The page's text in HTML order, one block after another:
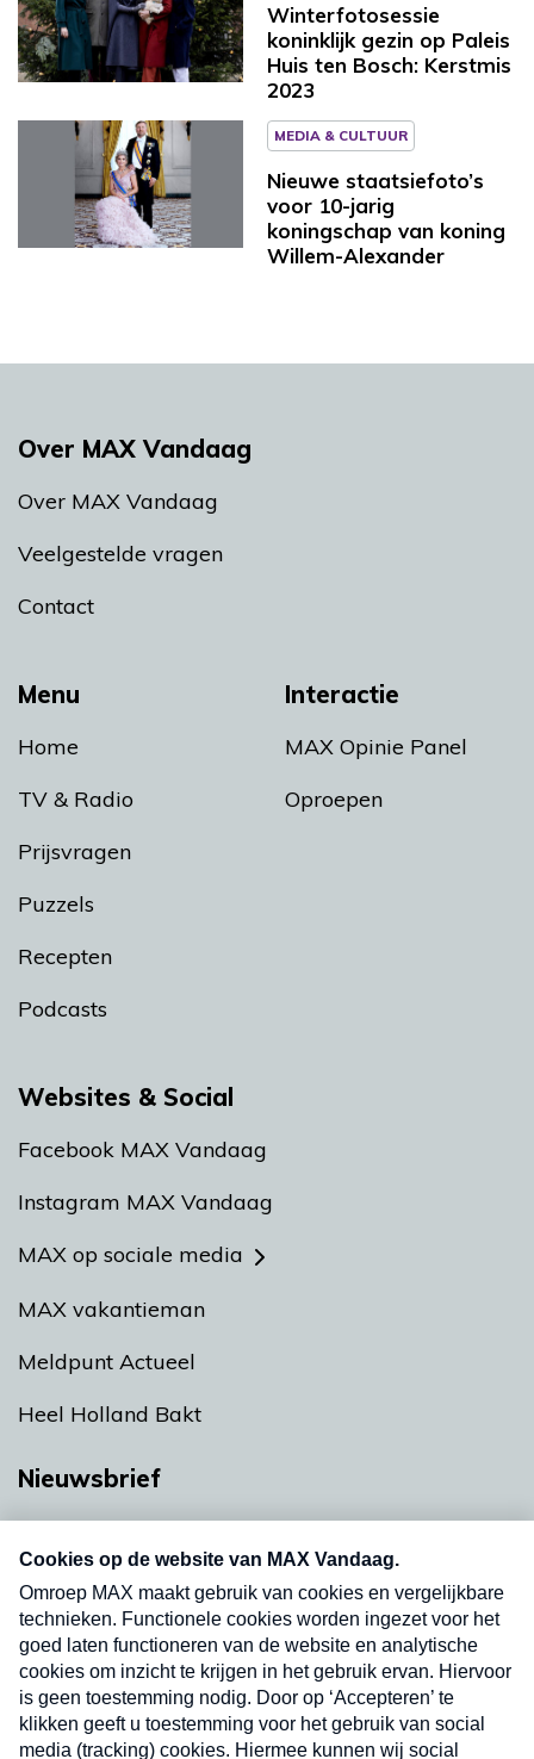
Winterfotosessie
koninklijk gezin op Paleis
Huis ten Bosch: Kerstmis
2023
MEDIA & CULTUUR
Nieuwe staatsiefoto’s
voor 10-jarig
koningschap van koning
Willem-Alexander
Menu
Home
TV & Radio
Prijsvragen
Puzzels
Recepten
Podcasts
Interactie
MAX Opinie Panel
Oproepen
Over MAX Vandaag
Over MAX Vandaag
Veelgestelde vragen
Contact
Websites & Social
Facebook MAX Vandaag
Instagram MAX Vandaag
MAX op sociale media
MAX vakantieman
Meldpunt Actueel
Heel Holland Bakt
Nieuwsbrief
nieuwsbrief. Elke vrijdag- en dinsdagochtend in
uw mailbox.
Verzend